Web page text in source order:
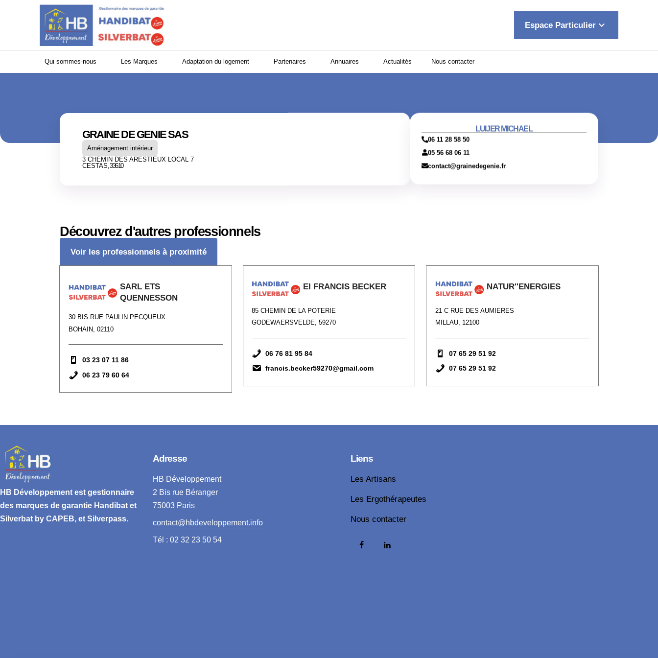
Panneau de gestion des cookies
Espace Particulier keyboard_arrow_down
Qui sommes-nous Les Marques Adaptation du logement Partenaires Annuaires Actualités Nous contacter
GRAINE DE GENIE SAS
Aménagement intérieur
3 CHEMIN DES ARESTIEUX LOCAL 7
CESTAS, 33610
LUIJER MICHAEL
06 11 28 58 50
05 56 68 06 11
contact@grainedegenie.fr
Découvrez d'autres professionnels
Voir les professionnels à proximité
SARL ETS
QUENNESSON
30 BIS RUE PAULIN PECQUEUX
BOHAIN, 02110
03 23 07 11 86
06 23 79 60 64
EI FRANCIS BECKER
85 CHEMIN DE LA POTERIE
GODEWAERSVELDE, 59270
06 76 81 95 84
francis.becker59270@gmail.com
NATUR''ENERGIES
21 C RUE DES AUMIERES
MILLAU, 12100
07 65 29 51 92
07 65 29 51 92
HB Développement est gestionnaire
des marques de garantie Handibat et
Silverbat by CAPEB, et Silverpass.
Adresse
HB Développement
2 Bis rue Béranger
75003 Paris
contact@hbdeveloppement.info
Tél : 02 32 23 50 54
Liens
Les Artisans
Les Ergothérapeutes
Nous contacter